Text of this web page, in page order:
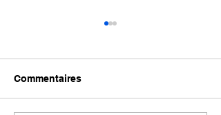
Commentaires